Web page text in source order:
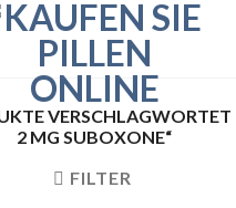
VERSCHLAGWORTET
2 MG SUBOXONE“
FILTER